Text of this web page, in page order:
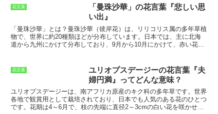
ものであり、花を贈る際には、その花言葉を知っておくと良いでしょ
う。
的容易に栽培することができます。日当たりの良い場所と、水はけの
よい土壌を好みます。肥料は、春と秋に緩効性化成肥料を施します。
冬は寒さに弱いので、霜が降りる前に室内に取り入れてください。ウ
スベニアオイは、花言葉が「 やさしさ」です。これは、花の色が淡い
ピンク色で、花びらが柔らかく見えることに由来しています。ウスベ
ニアオイは、プレゼントやフラワーアレンジメントに人気がありま
花言葉
「曼珠沙華」の花言葉『悲しい思
い出』
「曼珠沙華」とは？ 曼珠沙華（彼岸花）は、
リリコリス属の多年草植
物で、世界に約20種類ほどが分布しています。日本では、 主に北海
道から九州にかけて分布しており、9月から10月にかけて、赤い花を
は、花言葉が「悲しい思い出」 であることから、別名「幽霊花」とも
呼ばれています。これは、
曼珠沙華の花が、まるで幽霊のように見え
しています。また、曼珠沙華は、毒性のある植物
り、 食べると中毒症状を起こす可能性があります。曼珠沙華は、古く
から日本人に親しまれてきた花であり、文学作品や絵画などにもよく
登場します。また、 曼珠沙華は、仏教では冥界の花とされており、お
花言葉
ユリオプスデージーの花言葉『夫
婦円満』ってどんな意味？
ユリオプスデージーは、南アフリカ原産のキク科の多年草です。世界
各地で観賞用として栽培されており、日本でも人気のある花のひとつ
です。花期は4～6月で、枝の先端に直径2～3cmの白い花を咲かせま